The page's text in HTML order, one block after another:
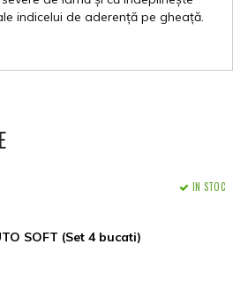
indicelui de aderență pe gheață.
SOFT (Set 4 bucati)
IN STOC